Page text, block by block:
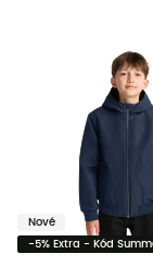
Nové
-5% Extra - Kód